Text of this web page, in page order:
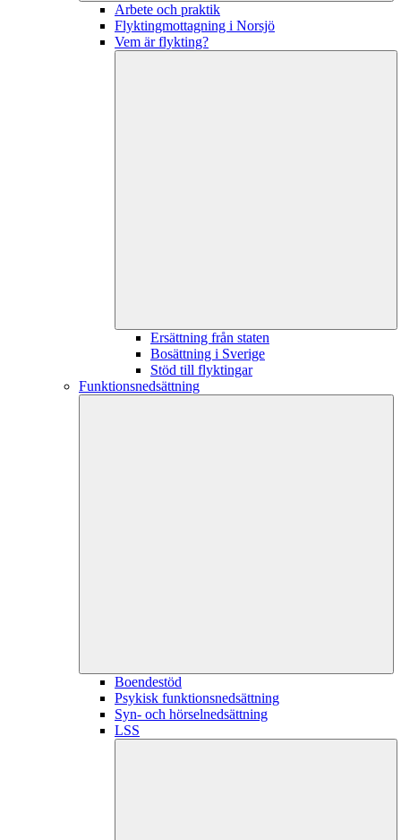
Arbete och praktik
Flyktingmottagning i Norsjö
Vem är flykting?
Ersättning från staten
Bosättning i Sverige
Stöd till flyktingar
Funktionsnedsättning
Boendestöd
Psykisk funktionsnedsättning
Syn- och hörselnedsättning
LSS